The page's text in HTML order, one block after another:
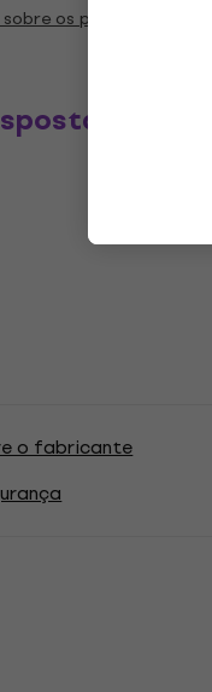
os parâmetros
o fabricante